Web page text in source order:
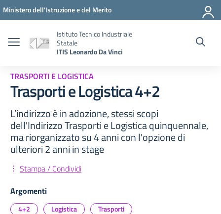
Vai ai contenuti
Vai al menu di navigazione
Vai al footer
Ministero dell'Istruzione e del Merito
Istituto Tecnico Industriale
Statale
ITIS Leonardo Da Vinci
TRASPORTI E LOGISTICA
Trasporti e Logistica 4+2
L’indirizzo è in adozione, stessi scopi
dell'Indirizzo Trasporti e Logistica quinquennale,
ma riorganizzato su 4 anni con l'opzione di
ulteriori 2 anni in stage
Stampa / Condividi
Argomenti
4+2 Logistica Trasporti